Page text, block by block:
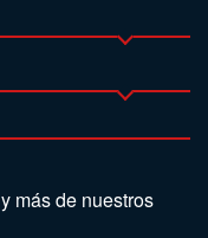
más de nuestros